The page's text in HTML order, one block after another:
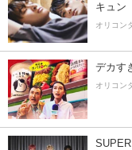
キュン
オリコン
デカす
オリコン